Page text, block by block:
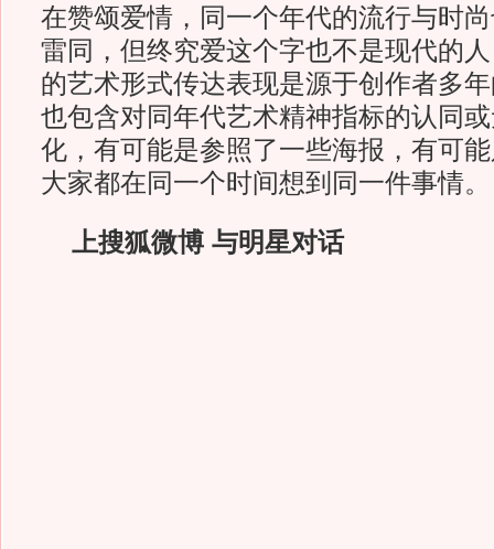
在赞颂爱情，同一个年代的流行与时
雷同，但终究爱这个字也不是现代的
的艺术形式传达表现是源于创作者多
也包含对同年代艺术精神指标的认同
化，有可能是参照了一些海报，有可
大家都在同一个时间想到同一件事情。
上搜狐微博 与明星对话